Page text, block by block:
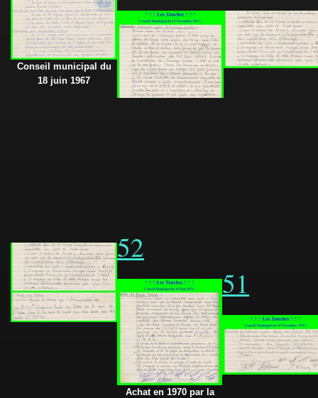
Conseil municipal du
18 juin 1967
52
Achat en 1970 par la
51